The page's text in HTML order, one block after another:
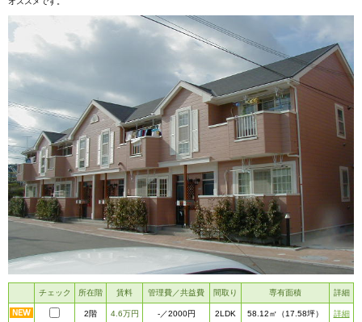
チェック 所在階 賃料 管理費／共益費 間取り 専有面積 詳細
2階 4.6万円 -／2000円 2LDK 58.12㎡ （17.58坪） 詳細